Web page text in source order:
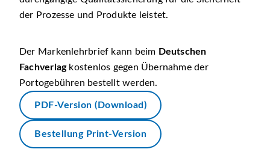
der Prozesse und Produkte leistet.
Der Markenlehrbrief kann beim Deutschen
Fachverlagkostenlos gegen Übernahme der
Portogebühren bestellt werden.
PDF-Version (Download)
Bestellung Print-Version